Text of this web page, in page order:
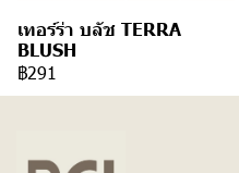
เทอร์ร่า บลัช TERRA
BLUSH
฿291